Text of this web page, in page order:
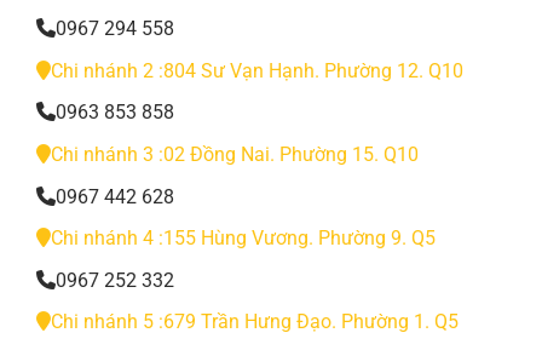
0967 294 558
Chi nhánh 2 :804 Sư Vạn Hạnh. Phường 12. Q10
0963 853 858
Chi nhánh 3 :02 Đồng Nai. Phường 15. Q10
0967 442 628
Chi nhánh 4 :155 Hùng Vương. Phường 9. Q5
0967 252 332
Chi nhánh 5 :679 Trần Hưng Đạo. Phường 1. Q5